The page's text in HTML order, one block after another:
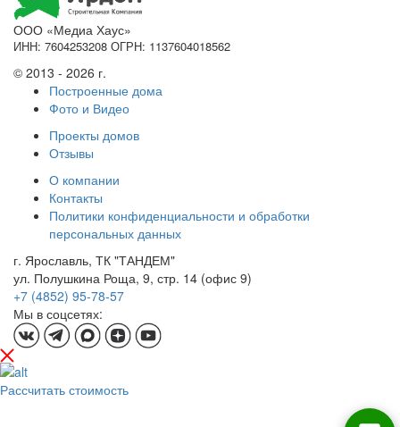
ООО «Медиа Хаус»
ИНН: 7604253208 ОГРН: 1137604018562
© 2013 - 2026 г.
Построенные дома
Фото и Видео
Проекты домов
Отзывы
О компании
Контакты
Политики конфиденциальности и обработки
персональных данных
г. Ярославль, ТК "ТАНДЕМ"
ул. Полушкина Роща, 9, стр. 14 (офис 9)
+7 (4852) 95-78-57
Мы в соцсетях:
Рассчитать стоимость